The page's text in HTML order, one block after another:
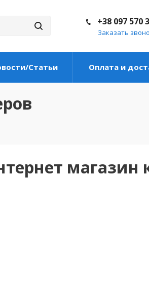
+38 097 570
Заказать
Статьи Оплата и
магазин